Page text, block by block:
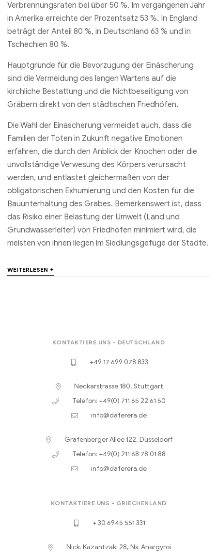
Verbrennungsraten bei über 50 %. Im vergangenen Jahr
in Amerika erreichte der Prozentsatz 53 %. In England
beträgt der Anteil 80 %, in Deutschland 63 % und in
Tschechien 80 %.
Hauptgründe für die Bevorzugung der Einäscherung
sind die Vermeidung des langen Wartens auf die
kirchliche Bestattung und die Nichtbeseitigung von
Gräbern direkt von den städtischen Friedhöfen.
Die Wahl der Einäscherung vermeidet auch, dass die
Familien der Toten in Zukunft negative Emotionen
erfahren, die durch den Anblick der Knochen oder die
unvollständige Verwesung des Körpers verursacht
werden, und entlastet gleichermaßen von der
obligatorischen Exhumierung und den Kosten für die
Bauunterhaltung des Grabes. Bemerkenswert ist, dass
das Risiko einer Belastung der Umwelt (Land und
Grundwasserleiter) von Friedhöfen minimiert wird, die
meisten von ihnen liegen im Siedlungsgefüge der Städte.
WEITERLESEN +
KONTAKTIERE UNS - DEUTSCHLAND
+49 17 699 078 833
Neckarstrasse 180, Stuttgart
Telefon: +49(0) 711 65 22 61 50
info@daferera.de
Grafenberger Allee 122, Düsseldorf
Telefon: +49(0) 211 68 78 01 88
info@daferera.de
KONTAKTIERE UNS - GRIECHENLAND
+ 30 6945 551 331
Nick. Kazantzaki 28, Ns. Anargyroi